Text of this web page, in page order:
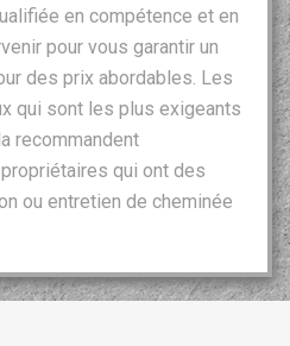
en compétence et en
pour vous garantir un
des prix abordables. Les
qui sont les plus exigeants
recommandent
qui ont des
ou entretien de cheminée